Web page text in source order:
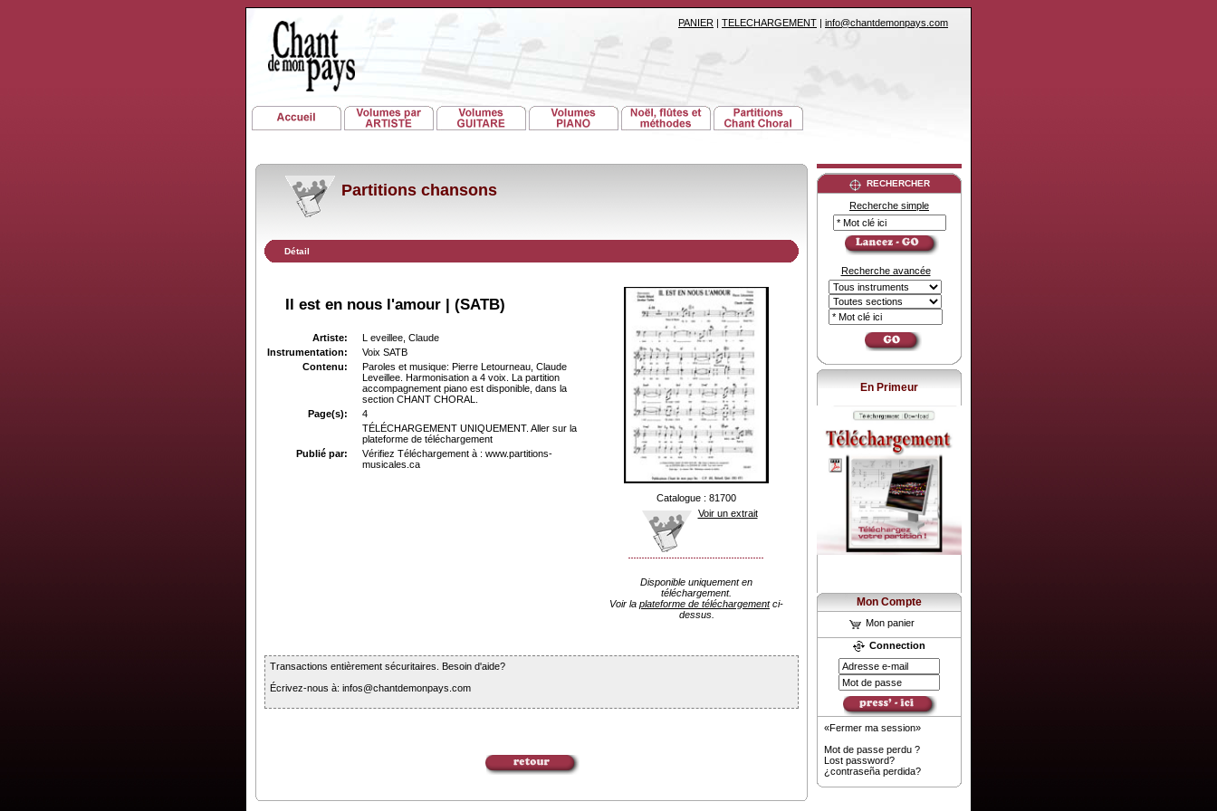
PANIER | TELECHARGEMENT | info@chantdemonpays.com
Partitions chansons
Détail
Catalogue : 81700
Voir un extrait
Disponible uniquement en
téléchargement.
Voir la plateforme de téléchargementci-
dessus.
Il est en nous l'amour | (SATB)
Artiste:
L eveillee, Claude
Instrumentation:
Voix SATB
Contenu:
Paroles et musique: Pierre Letourneau, Claude
Leveillee. Harmonisation a 4 voix. La partition
accompagnement piano est disponible, dans la
section CHANT CHORAL.
Page(s):
4
TÉLÉCHARGEMENT UNIQUEMENT. Aller sur la
plateforme de téléchargement
Publié par:
Vérifiez Téléchargement à : www.partitions-
musicales.ca
Transactions entièrement sécuritaires. Besoin d'aide?
Écrivez-nous à: infos@chantdemonpays.com
RECHERCHER
Recherche simple
Recherche avancée
En Primeur
Mon Compte
Mon panier
Connection
«Fermer ma session»
Mot de passe perdu ?
Lost password?
¿contraseña perdida?